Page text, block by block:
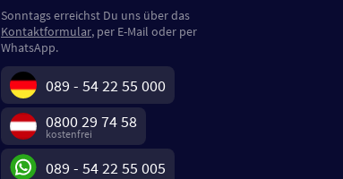
Sonntags erreichst Du uns über das
Kontaktformular, per E-Mail oder per
WhatsApp.
089 - 54 22 55 000
0800 29 74 58
kostenfrei
089 - 54 22 55 005